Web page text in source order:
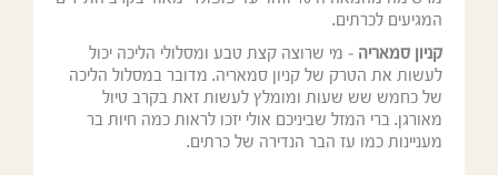
המגיעים לכרתים.
קניון סמאריה – מי שרוצה קצת טבע ומסלולי הליכה יכול
לעשות את הטרק של קניון סמאריה. מדובר במסלול הליכה
של כחמש שש שעות ומומלץ לעשות זאת בקרב טיול
מאורגן. ברי המזל שביניכם אולי יזכו לראות כמה חיות בר
מעניינות כמו עז הבר הנדירה של כרתים.